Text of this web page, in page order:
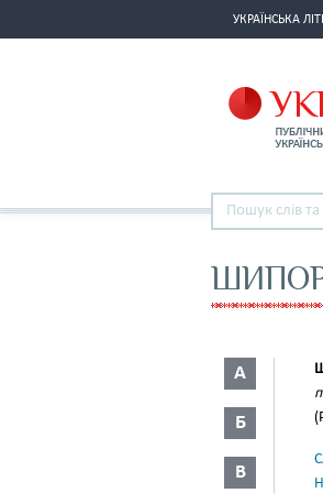
УКРАЇНСЬКА
А
Б
В